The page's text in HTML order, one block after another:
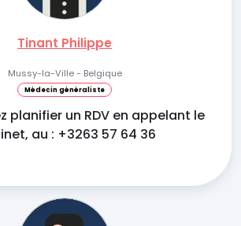
Tinant Philippe
Mussy-la-Ville - Belgique
Médecin généraliste
planifier un RDV en appelant le
au : +3263 57 64 36